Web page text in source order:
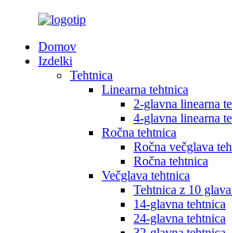
Domov
Izdelki
Tehtnica
Linearna tehtnica
2-glavna linearna
4-glavna linearna
Ročna tehtnica
Ročna večglava
Ročna tehtnica
Večglava tehtnica
Tehtnica z 10
14-glavna tehtnica
24-glavna tehtnica